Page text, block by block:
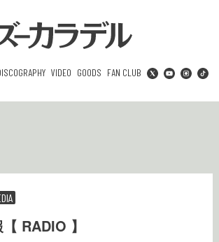
VIDEO GOODS FAN CLUB
RADIO 】